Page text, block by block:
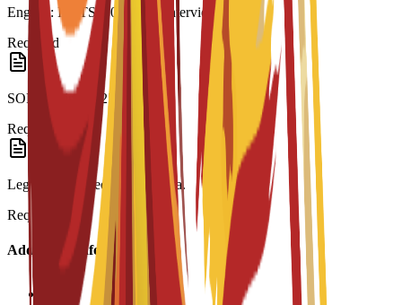
English: IELTS 6.0 or C3S interview.
Required
SOP: Minimum 250 words.
Required
Legalization: Required for visa.
Required
Additional Information